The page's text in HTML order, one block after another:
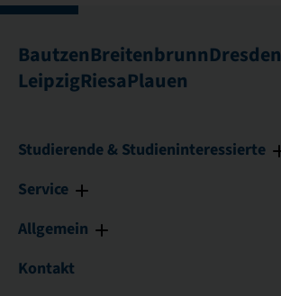
BautzenBreitenbrunnDresden
LeipzigRiesaPlauen
Studierende & Studieninteressierte
Service
Allgemein
Kontakt